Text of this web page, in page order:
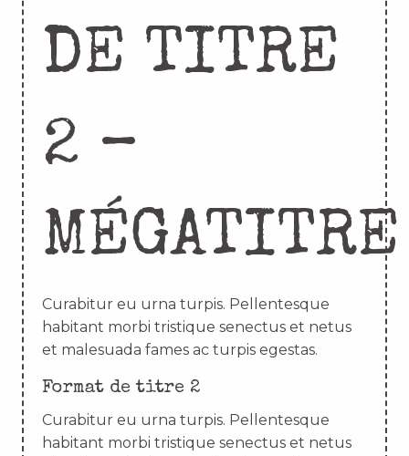
DE TITRE
2 –
MÉGATITRE
Curabitur eu urna turpis. Pellentesque
habitant morbi tristique senectus et netus
et malesuada fames ac turpis egestas.
Format de titre 2
Curabitur eu urna turpis. Pellentesque
habitant morbi tristique senectus et netus